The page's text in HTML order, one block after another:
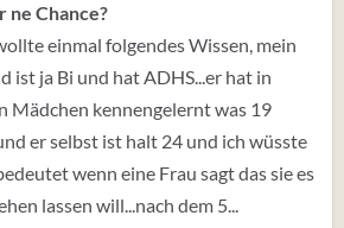
ne Chance?
einmal folgendes Wissen, mein
ist ja Bi und hat ADHS...er hat in
Mädchen kennengelernt was 19
er selbst ist halt 24 und ich wüsste
wenn eine Frau sagt das sie es
lassen will...nach dem 5...